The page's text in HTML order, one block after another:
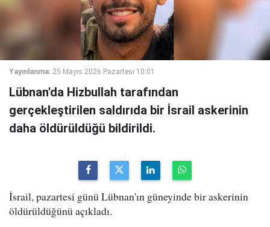
Yayınlanma: 25 Mayıs 2026 Pazartesi 10:01
Lübnan'da Hizbullah tarafından
gerçekleştirilen saldırıda bir İsrail askerinin
daha öldürüldüğü bildirildi.
İsrail, pazartesi günü Lübnan'ın güneyinde bir askerinin
öldürüldüğünü açıkladı.